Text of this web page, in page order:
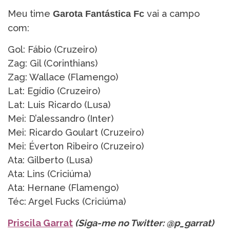
Meu time Garota Fantástica Fc vai a campo
com:
Gol: Fábio (Cruzeiro)
Zag: Gil (Corinthians)
Zag: Wallace (Flamengo)
Lat: Egídio (Cruzeiro)
Lat: Luis Ricardo (Lusa)
Mei: D’alessandro (Inter)
Mei: Ricardo Goulart (Cruzeiro)
Mei: Éverton Ribeiro (Cruzeiro)
Ata: Gilberto (Lusa)
Ata: Lins (Criciúma)
Ata: Hernane (Flamengo)
Téc: Argel Fucks (Criciúma)
Priscila Garrat (Siga-me no Twitter: @p_garrat)